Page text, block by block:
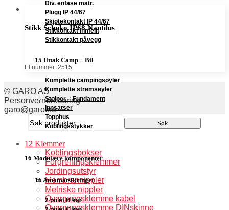
Div. enfase matr.
Plugg IP 44/67
Skjøtekontakt IP 44/67
Stikkontakt innfellt
Stikkontakt påvegg
15 Uttak Camp – Bil
Komplette campingsøyler
Komplette strømsøyler
Stolper – Fundament
Innsatser
Topphus
Koblingsstykker
16 Modulære komponenter
16 Automatsikringer
2 polet B kar
Stikk Schuko IP68 Nautilus
El.nummer: 2515
© GARO AS
Personvernerklæring
garo@garo.no
Søk
etter:
Søk
12 Klemmer
Koblingsbokser
Forgreningsklemmer
Jordingsutstyr
Membrannippler
Metriske nippler
Overgangsklemme kabel
Overgangsklemme DINskinne